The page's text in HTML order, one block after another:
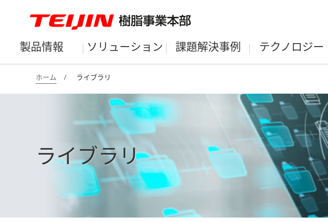
製品情報 ソリューション 課題解決事例 テクノロジー
ホーム ライブラリ
ライブラリ